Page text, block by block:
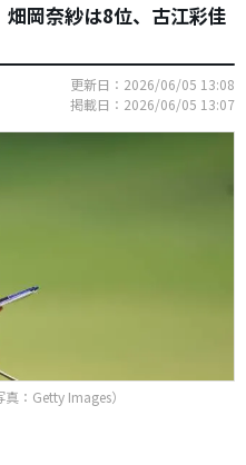
岡奈紗は8位、古江彩佳
更新日：2026/06/05 13:08
掲載日：2026/06/05 13:07
：Getty Images）